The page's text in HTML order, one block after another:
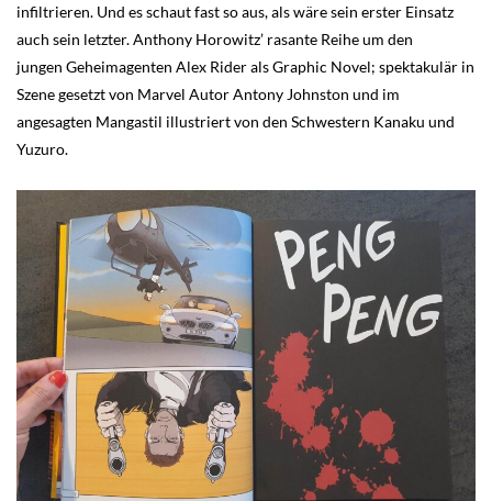
infiltrieren. Und es schaut fast so aus, als wäre sein erster Einsatz
auch sein letzter. Anthony Horowitz’ rasante Reihe um den
jungen Geheimagenten Alex Rider als Graphic Novel; spektakulär in
Szene gesetzt von Marvel Autor Antony Johnston und im
angesagten Mangastil illustriert von den Schwestern Kanaku und
Yuzuro.